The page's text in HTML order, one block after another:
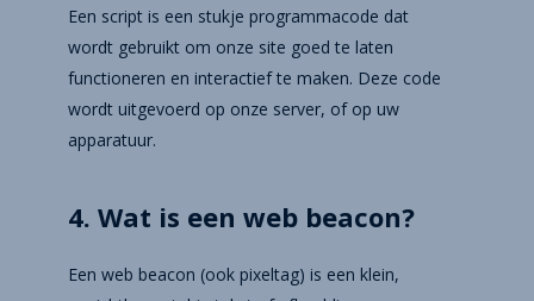
Een script is een stukje programmacode dat
wordt gebruikt om onze site goed te laten
functioneren en interactief te maken. Deze code
wordt uitgevoerd op onze server, of op uw
apparatuur.
4. Wat is een web beacon?
Een web beacon (ook pixeltag) is een klein,